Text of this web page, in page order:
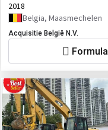
2018
Belgia, Maasmechelen
Acquisitie België N.V.